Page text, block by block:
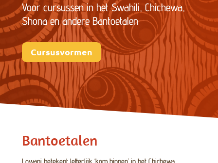
Voor cursussen in het Swahili, Chichewa,
Shona en andere Bantoetalen
Cursusvormen
Bantoetalen